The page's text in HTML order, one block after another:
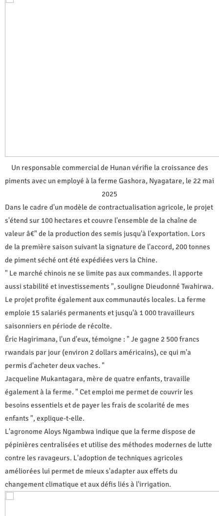
Un responsable commercial de Hunan vérifie la croissance des
piments avec un employé à la ferme Gashora, Nyagatare, le 22 mai
2025
Dans le cadre d'un modèle de contractualisation agricole, le projet
s'étend sur 100 hectares et couvre l'ensemble de la chaîne de
valeur â€" de la production des semis jusqu'à l'exportation. Lors
de la première saison suivant la signature de l'accord, 200 tonnes
de piment séché ont été expédiées vers la Chine.
" Le marché chinois ne se limite pas aux commandes. Il apporte
aussi stabilité et investissements ", souligne Dieudonné Twahirwa.
Le projet profite également aux communautés locales. La ferme
emploie 15 salariés permanents et jusqu'à 1 000 travailleurs
saisonniers en période de récolte.
Éric Hagirimana, l'un d'eux, témoigne : " Je gagne 2 500 francs
rwandais par jour (environ 2 dollars américains), ce qui m'a
permis d'acheter deux vaches. "
Jacqueline Mukantagara, mère de quatre enfants, travaille
également à la ferme. " Cet emploi me permet de couvrir les
besoins essentiels et de payer les frais de scolarité de mes
enfants ", explique-t-elle.
L'agronome Aloys Ngambwa indique que la ferme dispose de
pépinières centralisées et utilise des méthodes modernes de lutte
contre les ravageurs. L'adoption de techniques agricoles
améliorées lui permet de mieux s'adapter aux effets du
changement climatique et aux défis liés à l'irrigation.